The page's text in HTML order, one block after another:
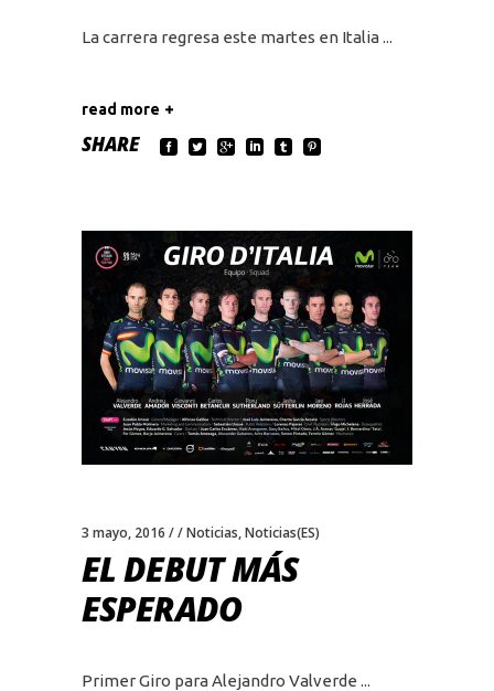
La carrera regresa este martes en Italia
read more
SHARE
3 mayo, 2016 Noticias,Noticias(ES)
EL DEBUT MÁS
ESPERADO
Primer Giro para Alejandro Valverde